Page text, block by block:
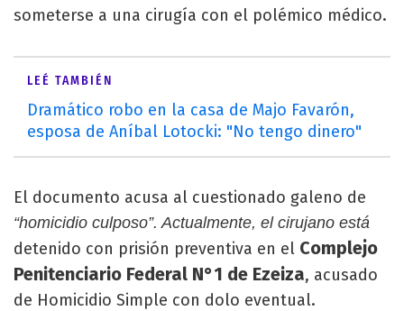
someterse a una cirugía con el polémico médico.
LEÉ TAMBIÉN
Dramático robo en la casa de Majo Favarón,
esposa de Aníbal Lotocki: "No tengo dinero"
El documento acusa al cuestionado galeno de
“homicidio culposo”. Actualmente, el cirujano está
detenido con prisión preventiva en el Complejo
Penitenciario Federal N°1 de Ezeiza, acusado
de Homicidio Simple con dolo eventual.